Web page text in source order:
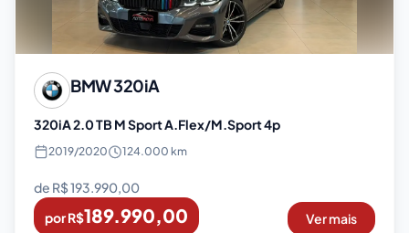
BMW320iA
320iA 2.0 TB M Sport A.Flex/M.Sport 4p
2019/2020 124.000 km
de R$193.990,00
por R$189.990,00 Ver mais